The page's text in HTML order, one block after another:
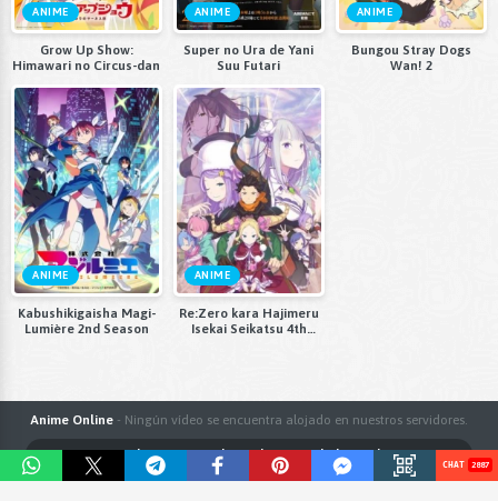
ANIME
Grow Up Show:
Himawari no Circus-dan
ANIME
Super no Ura de Yani
Suu Futari
ANIME
Bungou Stray Dogs
Wan! 2
ANIME
Kabushikigaisha Magi-
Lumière 2nd Season
ANIME
Re:Zero kara Hajimeru
Isekai Seikatsu 4th
Anime Online - Ningún vídeo se encuentra alojado en nuestros servidores.
Términos y Condiciones Política de Privacidad Sobre AnimeFLV
2887